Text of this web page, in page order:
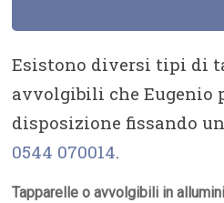
Esistono diversi tipi di
avvolgibili che Eugenio
disposizione fissando
0544 070014.
Tapparelle o avvolgibili in